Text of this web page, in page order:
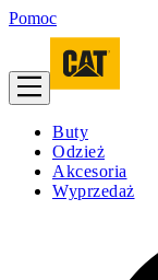
Pomoc
Buty
Odzież
Akcesoria
Wyprzedaż